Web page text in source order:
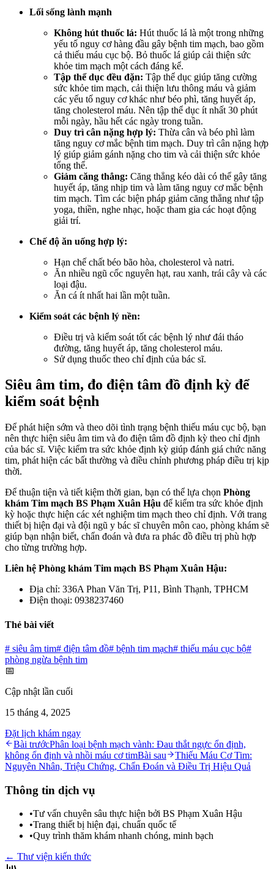
Lối sống lành mạnh
Không hút thuốc lá: Hút thuốc lá là một trong những
yếu tố nguy cơ hàng đầu gây bệnh tim mạch, bao gồm
cả thiếu máu cục bộ. Bỏ thuốc lá giúp cải thiện sức
khỏe tim mạch một cách đáng kể.
Tập thể dục đều đặn: Tập thể dục giúp tăng cường
sức khỏe tim mạch, cải thiện lưu thông máu và giảm
các yếu tố nguy cơ khác như béo phì, tăng huyết áp,
tăng cholesterol máu. Nên tập thể dục ít nhất 30 phút
mỗi ngày, hầu hết các ngày trong tuần.
Duy trì cân nặng hợp lý: Thừa cân và béo phì làm
tăng nguy cơ mắc bệnh tim mạch. Duy trì cân nặng hợp
lý giúp giảm gánh nặng cho tim và cải thiện sức khỏe
tổng thể.
Giảm căng thẳng: Căng thẳng kéo dài có thể gây tăng
huyết áp, tăng nhịp tim và làm tăng nguy cơ mắc bệnh
tim mạch. Tìm các biện pháp giảm căng thẳng như tập
yoga, thiền, nghe nhạc, hoặc tham gia các hoạt động
giải trí.
Chế độ ăn uống hợp lý:
Hạn chế chất béo bão hòa, cholesterol và natri.
Ăn nhiều ngũ cốc nguyên hạt, rau xanh, trái cây và các
loại đậu.
Ăn cá ít nhất hai lần một tuần.
Kiểm soát các bệnh lý nền:
Điều trị và kiểm soát tốt các bệnh lý như đái tháo
đường, tăng huyết áp, tăng cholesterol máu.
Sử dụng thuốc theo chỉ định của bác sĩ.
Siêu âm tim, đo điện tâm đồ định kỳ để
kiểm soát bệnh
Để phát hiện sớm và theo dõi tình trạng bệnh thiếu máu cục bộ, bạn
nên thực hiện siêu âm tim và đo điện tâm đồ định kỳ theo chỉ định
của bác sĩ. Việc kiểm tra sức khỏe định kỳ giúp đánh giá chức năng
tim, phát hiện các bất thường và điều chỉnh phương pháp điều trị kịp
thời.
Để thuận tiện và tiết kiệm thời gian, bạn có thể lựa chọn Phòng
khám Tim mạch BS Phạm Xuân Hậu để kiểm tra sức khỏe định
kỳ hoặc thực hiện các xét nghiệm tim mạch theo chỉ định. Với trang
thiết bị hiện đại và đội ngũ y bác sĩ chuyên môn cao, phòng khám sẽ
giúp bạn nhận biết, chẩn đoán và đưa ra phác đồ điều trị phù hợp
cho từng trường hợp.
Liên hệ Phòng khám Tim mạch BS Phạm Xuân Hậu:
Địa chỉ: 336A Phan Văn Trị, P11, Bình Thạnh, TPHCM
Điện thoại: 0938237460
Thẻ bài viết
# siêu âm tim# điện tâm đồ# bệnh tim mạch# thiếu máu cục bộ#
phòng ngừa bệnh tim
📅
Cập nhật lần cuối
15 tháng 4, 2025
Đặt lịch khám ngay
Bài trướcPhân loại bệnh mạch vành: Đau thắt ngực ổn định,
không ổn định và nhồi máu cơ timBài sau
Thiếu Máu Cơ Tim:
Nguyên Nhân, Triệu Chứng, Chẩn Đoán và Điều Trị Hiệu Quả
Thông tin dịch vụ
•Tư vấn chuyên sâu thực hiện bởi BS Phạm Xuân Hậu
•Trang thiết bị hiện đại, chuẩn quốc tế
•Quy trình thăm khám nhanh chóng, minh bạch
← Thư viện kiến thức